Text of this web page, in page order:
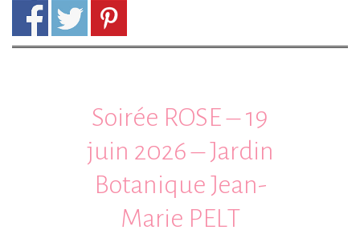
Soirée ROSE – 19
juin 2026 – Jardin
Botanique Jean-
Marie PELT